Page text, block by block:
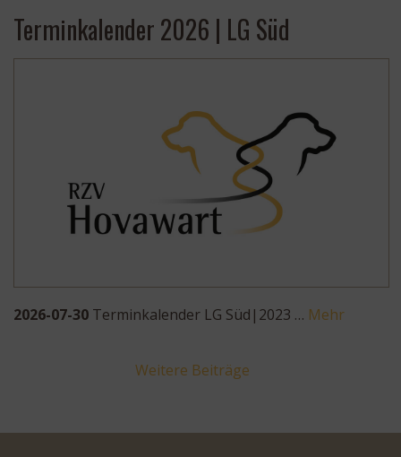
Terminkalender 2026 | LG Süd
2026-07-30 Terminkalender LG Süd|2023 … Mehr
Weitere Beiträge